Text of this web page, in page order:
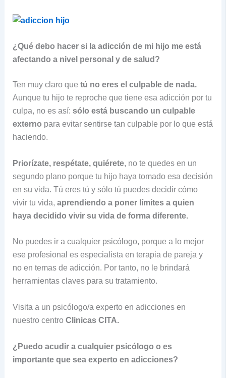
¿Qué debo hacer si la adicción de mi hijo me está
afectando a nivel personal y de salud?
Ten muy claro que tú no eres el culpable de nada.
Aunque tu hijo te reproche que tiene esa adicción por tu
culpa, no es así: sólo está buscando un culpable
externo para evitar sentirse tan culpable por lo que está
haciendo.
Priorízate, respétate, quiérete, no te quedes en un
segundo plano porque tu hijo haya tomado esa decisión
en su vida. Tú eres tú y sólo tú puedes decidir cómo
vivir tu vida, aprendiendo a poner límites a quien
haya decidido vivir su vida de forma diferente.
No puedes ir a cualquier psicólogo, porque a lo mejor
ese profesional es especialista en terapia de pareja y
no en temas de adicción. Por tanto, no le brindará
herramientas claves para su tratamiento.
Visita a un psicólogo/a experto en adicciones en
nuestro centroClinicas CITA.
¿Puedo acudir a cualquier psicólogo o es
importante que sea experto en adicciones?